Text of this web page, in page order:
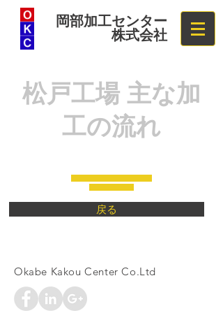
岡部加工センター
株式会社
松戸工場 主な加
工の流れ
戻る
Okabe Kakou Center Co.Ltd